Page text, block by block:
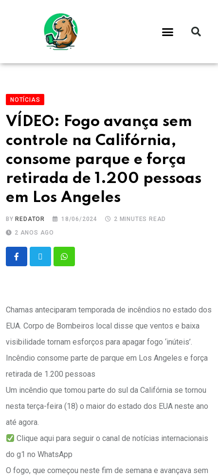
NOTÍCIAS
VÍDEO: Fogo avança sem
controle na Califórnia,
consome parque e força
retirada de 1.200 pessoas
em Los Angeles
BY REDATOR 18/06/2024
2 MINUTES READ
2 ANOS AGO
Chamas anteciparam temporada de incêndios no estado dos
EUA. Corpo de Bombeiros local disse que ventos e baixa
visibilidade tornam esforços para apagar fogo ‘inúteis’.
Incêndio consome parte de parque em Los Angeles e força
retirada de 1.200 pessoas
Um incêndio que tomou parte do sul da Califórnia se tornou
nesta terça-feira (18) o maior do estado dos EUA neste ano
até agora.
Clique aqui para seguir o canal de notícias internacionais
do g1 no WhatsApp
O fogo, que começou neste fim de semana e avançava sem